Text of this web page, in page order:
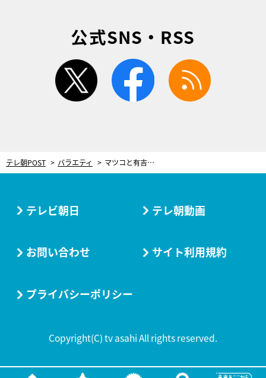
公式SNS・RSS
twitter facebook
テレ朝POST バラエティ マツコと有吉、“やらずに後悔＆やって後悔”を議論！「行動し続けるなんて疲れる」
テレビ朝日 テレ朝動画
お問い合わせ サイト利用規約
プライバシーポリシー
Copyright(C) tv asahi All rights reserved.